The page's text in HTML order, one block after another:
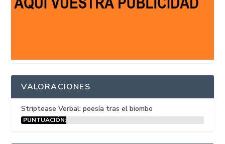
VALORACIONES
Striptease Verbal: poesía tras el biombo
PUNTUACIÓN: